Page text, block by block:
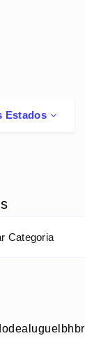
Estados